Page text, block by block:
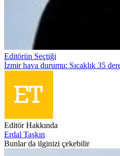
Editörün Seçtiği
İzmir hava durumu: Sıcaklık 35
Editör Hakkında
Erdal Taşkın
Bunlar da ilginizi çekebilir